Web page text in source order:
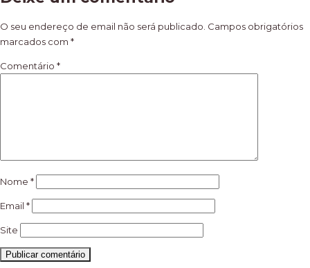
artigos
O seu endereço de email não será publicado. Campos obrigatórios
marcados com *
Comentário *
Nome *
Email *
Site